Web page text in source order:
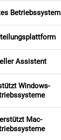
Betriebssystem
Assistent
Windows-
Mac-